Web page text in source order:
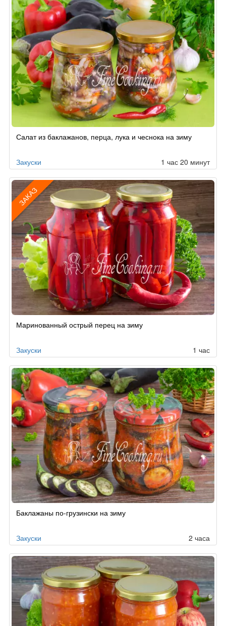
Салат из баклажанов, перца, лука и чеснока на зиму
Закуски 1 час 20 минут
ЗАКАЗ
поМаринованный острый перец на зиму
Закуски 1 час
Баклажаны по-грузински на зиму
Закуски 2 часа